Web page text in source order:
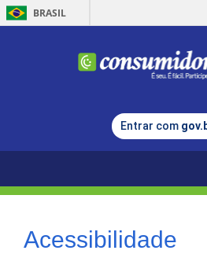
BRASIL
Entrar com
Acessibilidade